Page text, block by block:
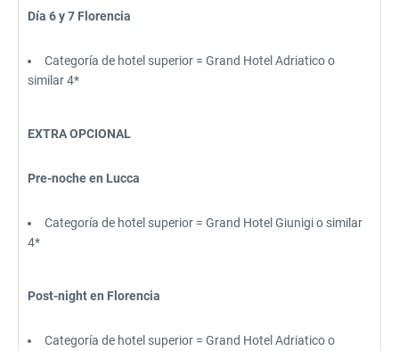
Día 6 y 7 Florencia
Categoría de hotel superior = Grand Hotel Adriatico o
similar 4*
EXTRA OPCIONAL
Pre-noche en Lucca
Categoría de hotel superior = Grand Hotel Giunigi o similar
4*
Post-night en Florencia
Categoría de hotel superior = Grand Hotel Adriatico o